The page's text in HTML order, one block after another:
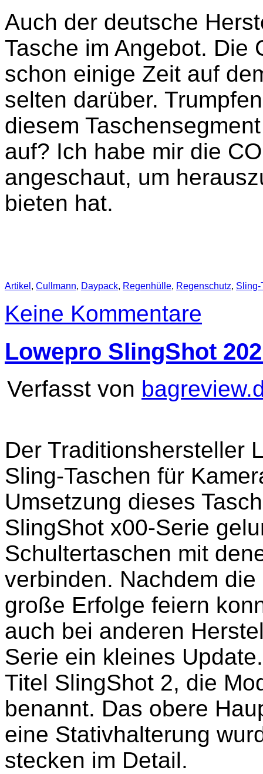
Auch der deutsche
Tasche im Angebot. Die
schon einige Zeit auf
selten darüber.
diesem
auf? Ich habe mir die
angeschaut, um
bieten hat.
Artikel , Cullmann, Daypack, Regenhülle, Regenschutz, Sling-
Keine Kommentare
Lowepro SlingShot
Verfasst von
Der Traditionshersteller
Sling-Taschen für
Umsetzung dieses
SlingShot x00-Serie
Schultertaschen mit
verbinden. Nachdem
große Erfolge feiern
auch bei anderen
Serie ein kleines
Titel SlingShot 2, die
benannt. Das obere
eine Stativhalterung
stecken im Detail.